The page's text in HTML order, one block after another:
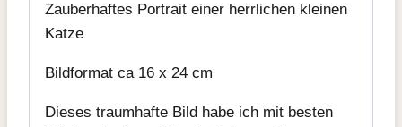
Zauberhaftes Portrait einer herrlichen kleinen
Katze
Bildformat ca 16 x 24 cm
Dieses traumhafte Bild habe ich mit besten